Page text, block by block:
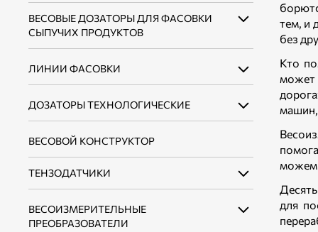
ВЕСОВЫЕ ДОЗАТОРЫ ДЛЯ ФАСОВКИ
СЫПУЧИХ ПРОДУКТОВ
ВЕСОВЫЕ ДОЗАТОРЫ ДЛЯ ФАСОВКИ
СЫПУЧИХ ПРОДУКТОВ В ОТКРЫТЫЕ
СЫПУЧИХ ПРОДУКТОВ В ОТКРЫТЫЕ
МЕШКИ ДО 50 КГ
ВЕСОВЫЕ ДОЗАТОРЫ ДЛЯ ФАСОВКИ
МЕШКИ
ЛИНИИ ФАСОВКИ
ЛИНИИ ФАСОВКИ СЫПУЧИХ
ПРОДУКТОВ В ОТКРЫТЫЕ МЕШКИ ДО 10
ПРОДУКТОВ В ОТКРЫТЫЕ МЕШКИ ДО 50
КГ
ДОЗАТОРЫ ТЕХНОЛОГИЧЕСКИЕ
ДОЗАТОРЫ НЕПРЕРЫВНОГО ДЕЙСТВИЯ
ДОЗАТОРЫ ДИСКРЕТНОГО ДЕЙСТВИЯ
ВЕСОВОЙ КОНСТРУКТОР
ТЕНЗОДАТЧИКИ
ТЕНЗОДАТЧИКИ БАЛОЧНОГО ТИПА
ВЕСОИЗМЕРИТЕЛЬНЫЕ
ПРЕОБРАЗОВАТЕЛИ
тем, и
без
Кто
может
машин,
можем
для